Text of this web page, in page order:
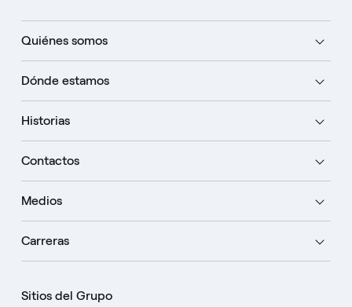
Quiénes somos
Dónde estamos
Historias
Contactos
Medios
Carreras
Sitios del Grupo